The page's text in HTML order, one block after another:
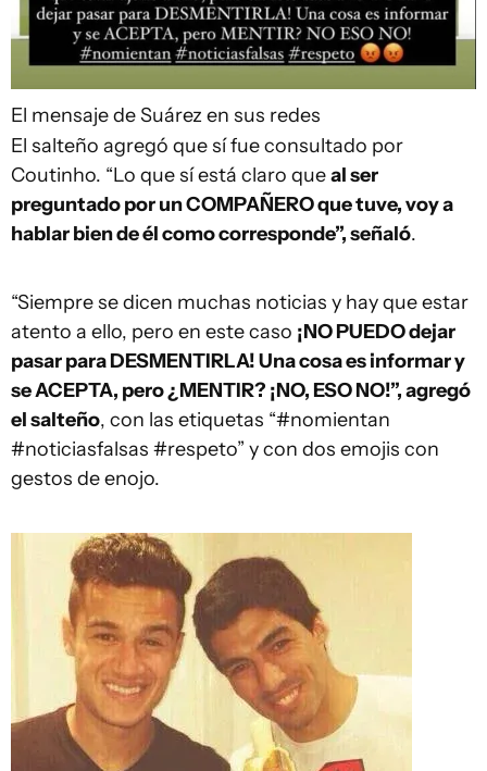
El mensaje de Suárez en sus redes
El salteño agregó que sí fue consultado por
Coutinho. “Lo que sí está claro queal ser
preguntado por un COMPAÑERO que tuve, voy a
hablar bien de él como corresponde”, señaló.
“Siempre se dicen muchas noticias y hay que estar
atento a ello, pero en este caso ¡NO PUEDO dejar
pasar para DESMENTIRLA! Una cosa es informar y
se ACEPTA, pero ¿MENTIR? ¡NO, ESO NO!”, agregó
el salteño, con las etiquetas “#nomientan
#noticiasfalsas #respeto” y con dos emojis con
gestos de enojo.